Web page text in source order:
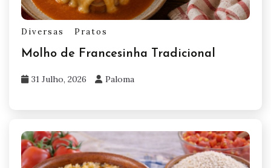
Diversas Pratos
Molho de Francesinha Tradicional
31 Julho, 2026 Paloma